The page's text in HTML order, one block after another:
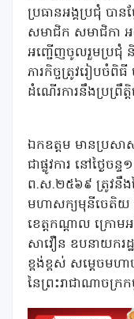
ប្រធានអង្គប្រជុំ ប
សមាជិក សមាជិកា អ
អញ្ជើញចូលរួមប្រជុំ
ភារកិច្ចត្រូវរៀបចំពិ
ដំណើរការនឹងប្រព្រឹ
ឯកឧត្តម មានប្រសា
ជាផ្លូវការ នៅថ្ងៃច
ព.ស.២៥៦៩ ត្រូវនឹងថ្
មហាសក្យមុនីចេតិយ ភ្
ខេត្តកណ្តាល ក្រោ
សាវឿន ឧបនាយករ
ខ្ពង់ខ្ពស់ សម្តេចមហ
នៃព្រះរាជាណាចក្រក